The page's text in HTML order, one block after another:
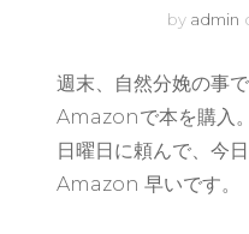
by admin
週末、自然分娩の事
Amazonで本を購入。
日曜日に頼んで、今
Amazon 早いです。